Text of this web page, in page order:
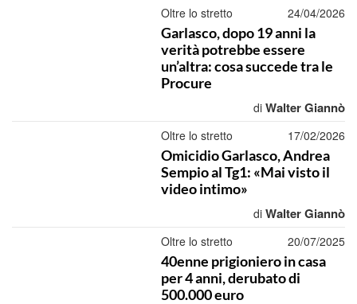
Oltre lo stretto 24/04/2026
Garlasco, dopo 19 anni la
verità potrebbe essere
un’altra: cosa succede tra le
Procure
di Walter Giannò
Oltre lo stretto 17/02/2026
Omicidio Garlasco, Andrea
Sempio al Tg1: «Mai visto il
video intimo»
di Walter Giannò
Oltre lo stretto 20/07/2025
40enne prigioniero in casa
per 4 anni, derubato di
500.000 euro